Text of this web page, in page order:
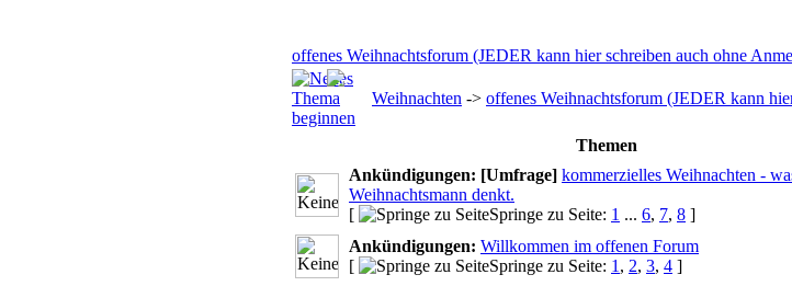
offenes Weihnachtsforum (JEDER kann hier schreiben auch ohne
Weihnachten -> offenes Weihnachtsforum (JEDER kann
Themen
Ankündigungen: [Umfrage] kommerzielles Weihnachten -
Weihnachtsmann denkt.
[
Springe zu Seite: 1 ... 6, 7, 8 ]
Ankündigungen: Willkommen im offenen Forum
[
Springe zu Seite: 1 , 2, 3, 4 ]